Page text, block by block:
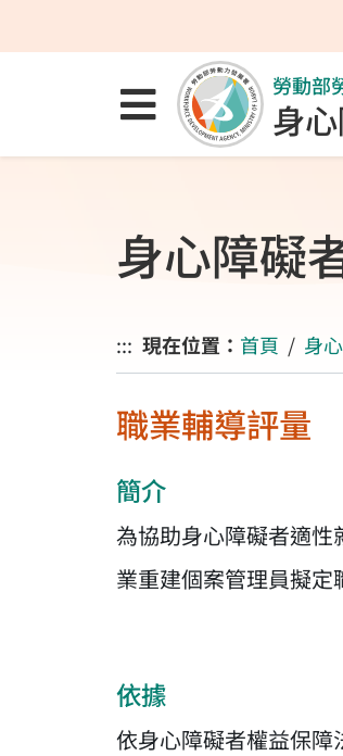
點選開啟
勞動部
身
身心障礙
::: 現在位置： 首頁 身
職業輔導評量
簡介
為協助身心障礙者適
業重建個案管理員擬定
依據
依身心障礙者權益保障